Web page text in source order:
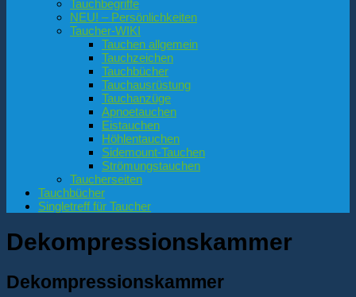
Tauchbegriffe
NEU! – Persönlichkeiten
Taucher-WIKI
Tauchen allgemein
Tauchzeichen
Tauchbücher
Tauchausrüstung
Tauchanzüge
Apnoetauchen
Eistauchen
Höhlentauchen
Sidemount-Tauchen
Strömungstauchen
Taucherseiten
Tauchbücher
Singletreff für Taucher
Dekompressionskammer
Dekompressionskammer